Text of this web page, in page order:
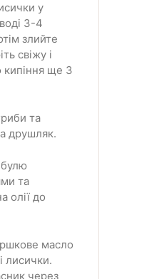
у
3-4
злийте
свіжу і
кипіння ще 3
та
друшляк.
та
олії до
масло
лисички.
через